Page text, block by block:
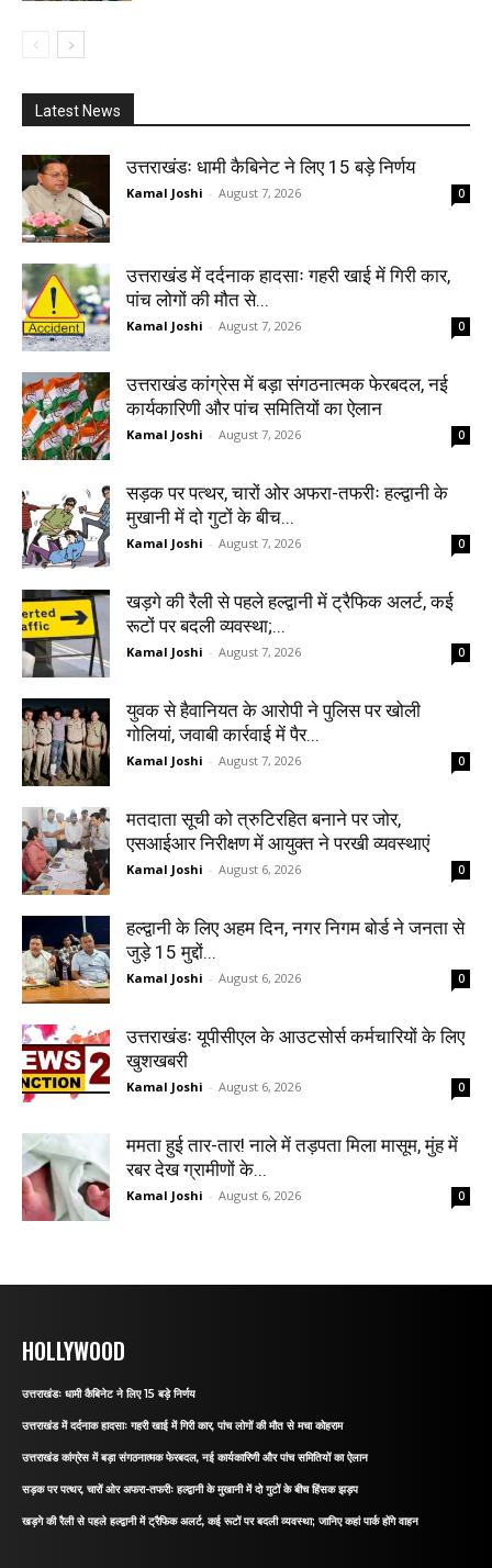
Latest News
उत्तराखंडः धामी कैबिनेट ने लिए 15 बड़े निर्णय
Kamal Joshi - August 7, 2026 0
उत्तराखंड में दर्दनाक हादसाः गहरी खाई में गिरी कार,
पांच लोगों की मौत से...
Kamal Joshi - August 7, 2026 0
उत्तराखंड कांग्रेस में बड़ा संगठनात्मक फेरबदल, नई
कार्यकारिणी और पांच समितियों का ऐलान
Kamal Joshi - August 7, 2026 0
सड़क पर पत्थर, चारों ओर अफरा-तफरीः हल्द्वानी के
मुखानी में दो गुटों के बीच...
Kamal Joshi - August 7, 2026 0
खड़गे की रैली से पहले हल्द्वानी में ट्रैफिक अलर्ट, कई
रूटों पर बदली व्यवस्था;...
Kamal Joshi - August 7, 2026 0
युवक से हैवानियत के आरोपी ने पुलिस पर खोली
गोलियां, जवाबी कार्रवाई में पैर...
Kamal Joshi - August 7, 2026 0
मतदाता सूची को त्रुटिरहित बनाने पर जोर,
एसआईआर निरीक्षण में आयुक्त ने परखी व्यवस्थाएं
Kamal Joshi - August 6, 2026 0
हल्द्वानी के लिए अहम दिन, नगर निगम बोर्ड ने जनता से
जुड़े 15 मुद्दों...
Kamal Joshi - August 6, 2026 0
उत्तराखंडः यूपीसीएल के आउटसोर्स कर्मचारियों के लिए
खुशखबरी
Kamal Joshi - August 6, 2026 0
ममता हुई तार-तार! नाले में तड़पता मिला मासूम, मुंह में
रबर देख ग्रामीणों के...
Kamal Joshi - August 6, 2026 0
HOLLYWOOD
उत्तराखंडः धामी कैबिनेट ने लिए 15 बड़े निर्णय
उत्तराखंड में दर्दनाक हादसाः गहरी खाई में गिरी कार, पांच लोगों की मौत से मचा कोहराम
उत्तराखंड कांग्रेस में बड़ा संगठनात्मक फेरबदल, नई कार्यकारिणी और पांच समितियों का ऐलान
सड़क पर पत्थर, चारों ओर अफरा-तफरीः हल्द्वानी के मुखानी में दो गुटों के बीच हिंसक झड़प
खड़गे की रैली से पहले हल्द्वानी में ट्रैफिक अलर्ट, कई रूटों पर बदली व्यवस्था; जानिए कहां पार्क होंगे वाहन